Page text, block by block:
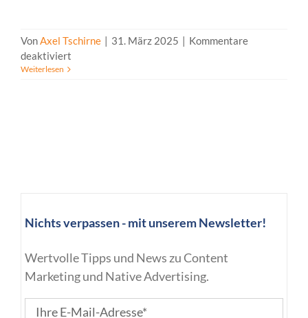
VonAxel Tschirne | 31. März 2025 | Kommentare
deaktiviert
Weiterlesen
Nichts verpassen - mit unserem Newsletter!
Wertvolle Tipps und News zu Content
Marketing und Native Advertising.